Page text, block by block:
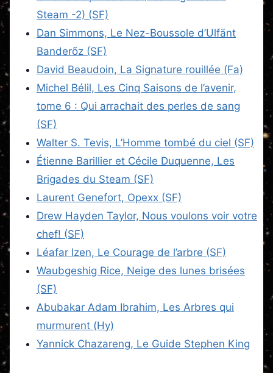
Steam -2) (SF)
Dan Simmons, Le Nez-Boussole d’Ulfänt
Banderõz (SF)
David Beaudoin, La Signature rouillée (Fa)
Michel Bélil, Les Cinq Saisons de l’avenir,
tome 6 : Qui arrachait des perles de sang
(SF)
Walter S. Tevis, L’Homme tombé du ciel (SF)
Étienne Barillier et Cécile Duquenne, Les
Brigades du Steam (SF)
Laurent Genefort, Opexx (SF)
Drew Hayden Taylor, Nous voulons voir votre
chef! (SF)
Léafar Izen, Le Courage de l’arbre (SF)
Waubgeshig Rice, Neige des lunes brisées
(SF)
Abubakar Adam Ibrahim, Les Arbres qui
murmurent (Hy)
Yannick Chazareng, Le Guide Stephen King